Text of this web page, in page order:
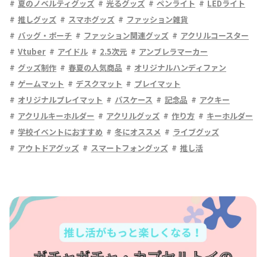
夏のノベルティグッズ
光るグッズ ペンライト
LEDライト
推しグッズ
スマホグッズ
ファッション雑貨
バッグ・ポーチ
ファッション関連グッズ
アクリルコースター
Vtuber
アイドル 2.5次元
アンブレラマーカー
グッズ制作
春夏の人気商品
オリジナルハンディファン
ゲームマット
デスクマット
プレイマット
オリジナルプレイマット
パスケース 記念品
アクキー
アクリルキーホルダー
アクリルグッズ 作り方
キーホルダー
学校イベントにおすすめ
冬にオススメ
ライブグッズ
アウトドアグッズ
スマートフォングッズ 推し活